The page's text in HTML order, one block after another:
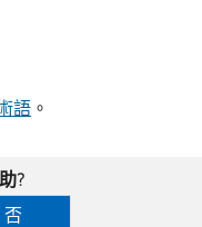
語 。
?
否